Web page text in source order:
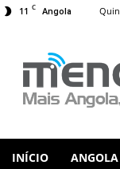
11 C Angola
INÍCIO ANGOLA